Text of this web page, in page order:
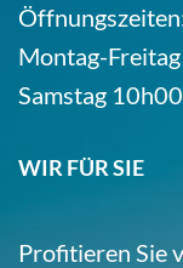
Montag-
Samstag
WIR FÜR SIE
Profitieren Sie